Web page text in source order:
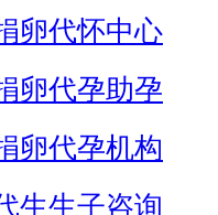
卵代怀中心
卵代孕助孕
卵代孕机构
生生子咨询